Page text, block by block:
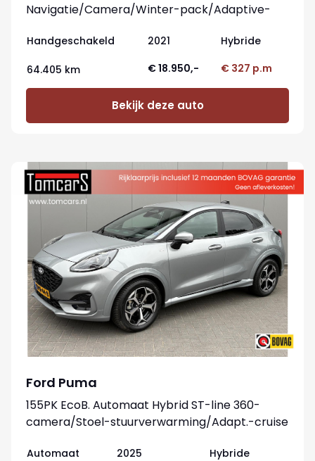
Navigatie/Camera/Winter-pack/Adaptive-
Handgeschakeld 2021 Hybride
64.405 km € 18.950,- € 327 p.m
Bekijk deze auto
Ford Puma
155PK EcoB. Automaat Hybrid ST-line 360-
camera/Stoel-stuurverwarming/Adapt.-cruise
Automaat 2025 Hybride